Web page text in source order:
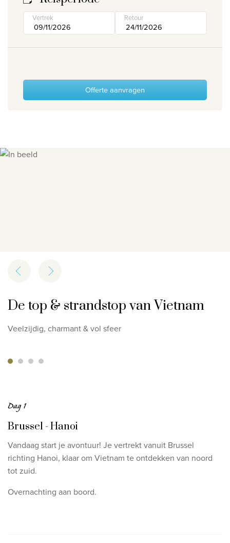
Nuttige links
Vertrek Retour
Offerte aanvragen
Slide 1 of 4
De top & strandstop van Vietnam
Veelzijdig, charmant & vol sfeer
Dag 1
Brussel - Hanoi
Vandaag start je avontuur! Je vertrekt vanuit Brussel
richting Hanoi, klaar om Vietnam te ontdekken van noord
tot zuid.
Overnachting aan boord.